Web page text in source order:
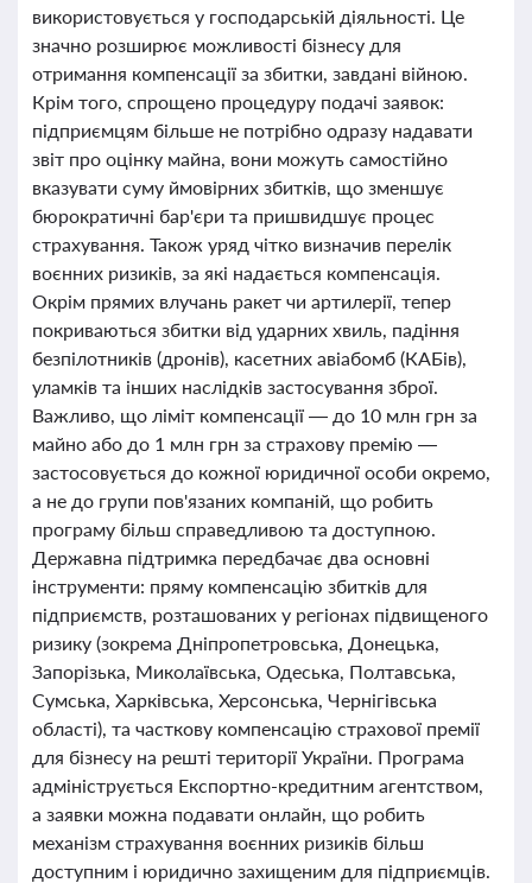
використовується у господарській діяльності. Це
значно розширює можливості бізнесу для
отримання компенсації за збитки, завдані війною.
Крім того, спрощено процедуру подачі заявок:
підприємцям більше не потрібно одразу надавати
звіт про оцінку майна, вони можуть самостійно
вказувати суму ймовірних збитків, що зменшує
бюрократичні бар'єри та пришвидшує процес
страхування. Також уряд чітко визначив перелік
воєнних ризиків, за які надається компенсація.
Окрім прямих влучань ракет чи артилерії, тепер
покриваються збитки від ударних хвиль, падіння
безпілотників (дронів), касетних авіабомб (КАБів),
уламків та інших наслідків застосування зброї.
Важливо, що ліміт компенсації — до 10 млн грн за
майно або до 1 млн грн за страхову премію —
застосовується до кожної юридичної особи окремо,
а не до групи пов'язаних компаній, що робить
програму більш справедливою та доступною.
Державна підтримка передбачає два основні
інструменти: пряму компенсацію збитків для
підприємств, розташованих у регіонах підвищеного
ризику (зокрема Дніпропетровська, Донецька,
Запорізька, Миколаївська, Одеська, Полтавська,
Сумська, Харківська, Херсонська, Чернігівська
області), та часткову компенсацію страхової премії
для бізнесу на решті території України. Програма
адмініструється Експортно-кредитним агентством,
а заявки можна подавати онлайн, що робить
механізм страхування воєнних ризиків більш
доступним і юридично захищеним для підприємців.